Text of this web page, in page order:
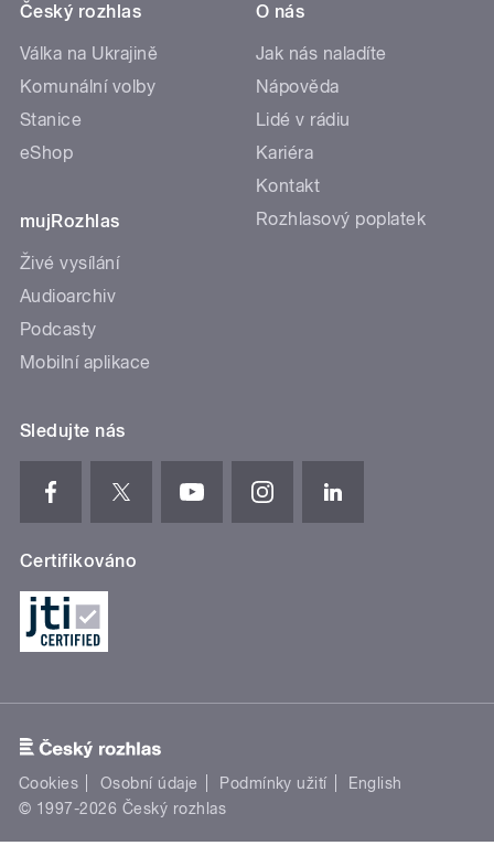
Český rozhlas
Válka na Ukrajině
Komunální volby
Stanice
eShop
mujRozhlas
Živé vysílání
Audioarchiv
Podcasty
Mobilní aplikace
O nás
Jak nás naladíte
Nápověda
Lidé v rádiu
Kariéra
Kontakt
Rozhlasový poplatek
Sledujte nás
Certifikováno
Cookies Osobní údaje Podmínky užití
English
© 1997-2026 Český rozhlas